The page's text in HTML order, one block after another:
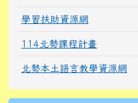
學習扶助資源網
114北勢課程計畫
北勢本土語言教學資源網